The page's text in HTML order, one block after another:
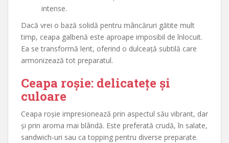
intense.
Dacă vrei o bază solidă pentru mâncăruri gătite mult
timp, ceapa galbenă este aproape imposibil de înlocuit.
Ea se transformă lent, oferind o dulceață subtilă care
armonizează tot preparatul.
Ceapa roșie: delicatețe și
culoare
Ceapa roșie impresionează prin aspectul său vibrant, dar
și prin aroma mai blândă. Este preferată crudă, în salate,
sandwich-uri sau ca topping pentru diverse preparate.